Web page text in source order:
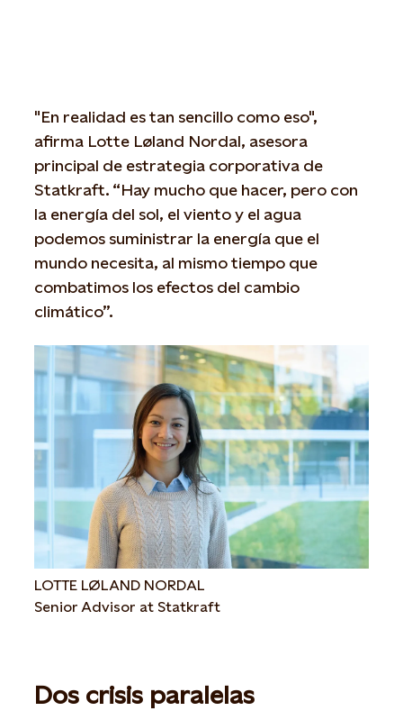
"En realidad es tan sencillo como eso",
afirma Lotte Løland Nordal, asesora
principal de estrategia corporativa de
Statkraft. “Hay mucho que hacer, pero con
la energía del sol, el viento y el agua
podemos suministrar la energía que el
mundo necesita, al mismo tiempo que
combatimos los efectos del cambio
climático”.
LOTTE LØLAND NORDAL
Senior Advisor at Statkraft
Dos crisis paralelas